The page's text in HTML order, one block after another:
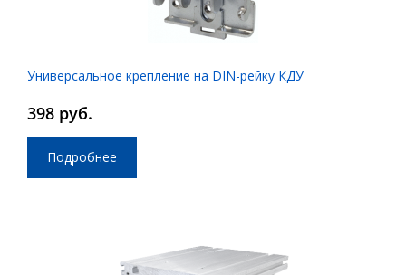
Универсальное крепление на DIN-рейку КДУ
398 руб.
Подробнее